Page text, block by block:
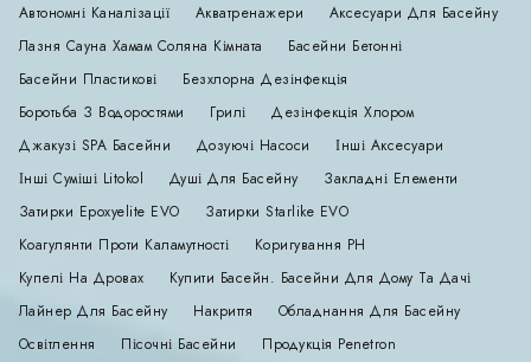
Автономні Каналізації Акватренажери
Аксесуари Для Басейну
Лазня Сауна Хамам Соляна Кімната
Басейни Бетонні
Басейни Пластикові
Безхлорна Дезінфекція
Боротьба З Водоростями
Грилі
Дезінфекція Хлором
Джакузі SPA Басейни
Дозуючі Насоси
Інші Аксесуари
Інші Суміші Litokol
Душі Для Басейну
Закладні Елементи
Затирки Epoxyelite EVO
Затирки Starlike EVO
Коагулянти Проти Каламутності
Коригування РН
Купелі На Дровах
Купити Басейн. Басейни Для Дому Та Дачі
Лайнер Для Басейну
Накриття
Обладнання Для Басейну
Освітлення
Пісочні Басейни Продукція Penetron